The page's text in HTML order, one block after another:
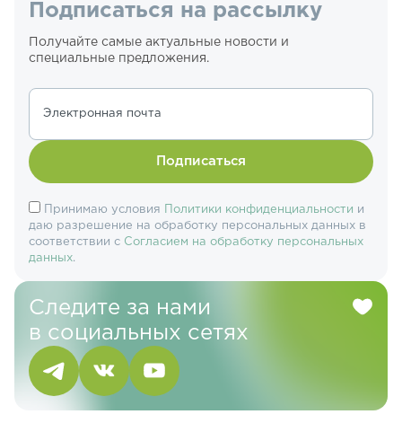
Подписаться на рассылку
Получайте самые актуальные новости и
специальные предложения.
Электронная почта
Подписаться
Принимаю условия Политики конфиденциальности и
даю разрешение на обработку персональных данных в
соответствии с Согласием на обработку персональных
данных.
Следите за нами
в социальных сетях